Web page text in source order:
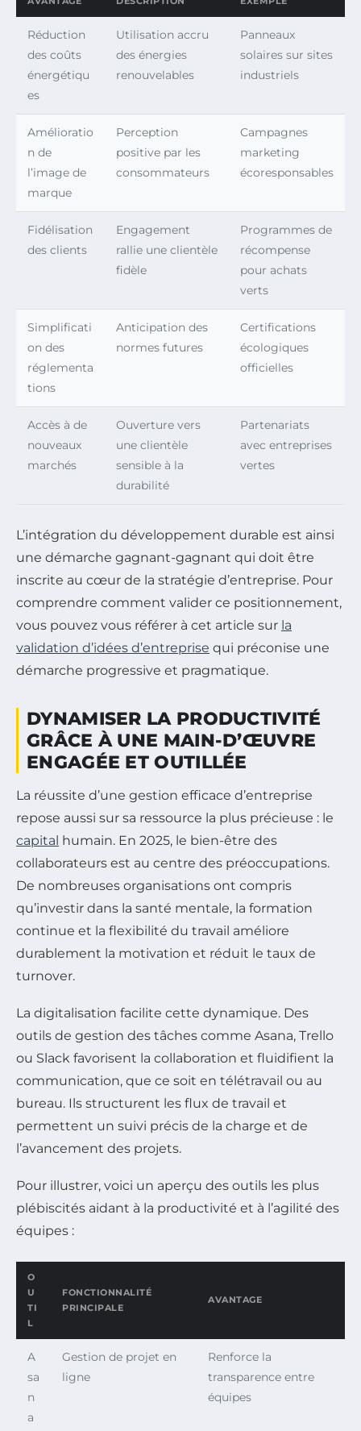
Réduction
des coûts
énergétiqu
es
Utilisation accru
des énergies
renouvelables
Panneaux
solaires sur sites
industriels
Amélioratio
n de
l’image de
marque
Perception
positive par les
consommateurs
Campagnes
marketing
écoresponsables
Fidélisation
des clients
Engagement
rallie une clientèle
fidèle
Programmes de
récompense
pour achats
verts
Simplificati
on des
réglementa
tions
Anticipation des
normes futures
Certifications
écologiques
officielles
Accès à de
nouveaux
marchés
Ouverture vers
une clientèle
sensible à la
durabilité
Partenariats
avec entreprises
vertes
L’intégration du développement durable est ainsi
une démarche gagnant-gagnant qui doit être
inscrite au cœur de la stratégie d’entreprise. Pour
comprendre comment valider ce positionnement,
vous pouvez vous référer à cet article sur la
validation d’idées d’entreprise qui préconise une
démarche progressive et pragmatique.
DYNAMISER LA PRODUCTIVITÉ
GRÂCE À UNE MAIN-D’ŒUVRE
ENGAGÉE ET OUTILLÉE
La réussite d’une gestion efficace d’entreprise
repose aussi sur sa ressource la plus précieuse : le
capital humain. En 2025, le bien-être des
collaborateurs est au centre des préoccupations.
De nombreuses organisations ont compris
qu’investir dans la santé mentale, la formation
continue et la flexibilité du travail améliore
durablement la motivation et réduit le taux de
turnover.
La digitalisation facilite cette dynamique. Des
outils de gestion des tâches comme Asana, Trello
ou Slack favorisent la collaboration et fluidifient la
communication, que ce soit en télétravail ou au
bureau. Ils structurent les flux de travail et
permettent un suivi précis de la charge et de
l’avancement des projets.
Pour illustrer, voici un aperçu des outils les plus
plébiscités aidant à la productivité et à l’agilité des
équipes :
O
U
TI
L
FONCTIONNALITÉ
PRINCIPALE
AVANTAGE
A
sa
n
a
Gestion de projet en
ligne
Renforce la
transparence entre
équipes